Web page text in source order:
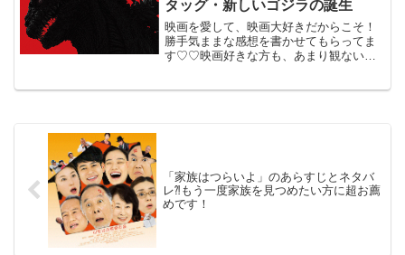
タッグ・新しいゴジラの誕生
映画を愛して、映画大好きだからこそ！
勝手気ままな感想を書かせてもらってま
す♡♡映画好きな方も、あまり観ない方
「家族はつらいよ」のあらすじとネタバ
レ⁈もう一度家族を見つめたい方に超お薦
めです！